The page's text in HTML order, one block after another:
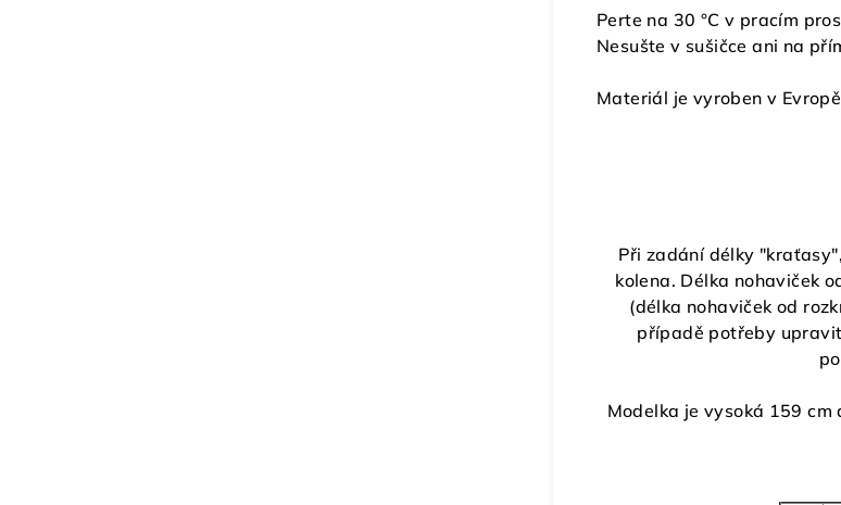
Perte na 30 °C v pracím
Nesušte v sušičce ani na
Materiál je vyroben v
Při zadání délky
kolena. Délka nohaviček
(délka nohaviček od
případě potřeby
Modelka je vysoká 159